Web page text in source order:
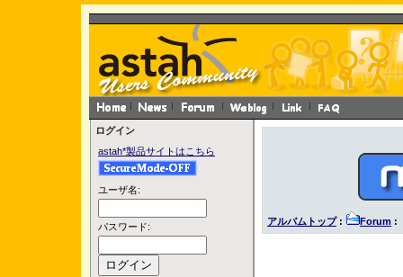
ログイン
astah*製品サイトはこちら
ユーザ名:
パスワード: アルバムトップ: Forum :